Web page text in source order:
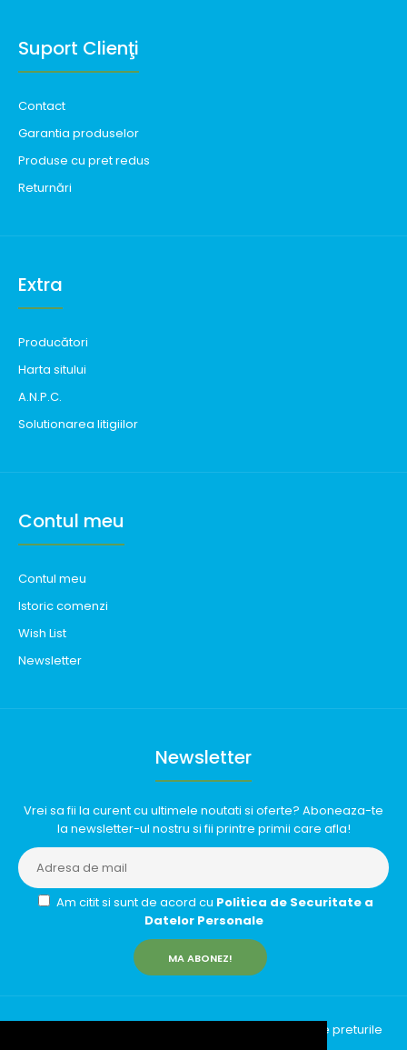
Suport Clienţi
Contact
Garantia produselor
Produse cu pret redus
Returnări
Extra
Producători
Harta sitului
A.N.P.C.
Solutionarea litigiilor
Contul meu
Contul meu
Istoric comenzi
Wish List
Newsletter
Newsletter
Vrei sa fii la curent cu ultimele noutati si oferte? Aboneaza-te
la newsletter-ul nostru si fii printre primii care afla!
Am citit si sunt de acord cu Politica de Securitate a
Datelor Personale
MA ABONEZ!
InfinityRun © 2026 Toate drepturile rezervate | Toate preturile